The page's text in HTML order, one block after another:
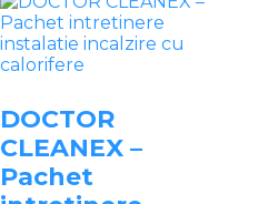
DOCTOR
CLEANEX –
Pachet